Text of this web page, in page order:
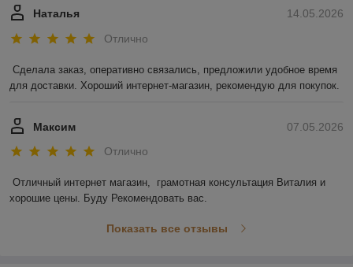
14.05.2026
Наталья
Отлично
Сделала заказ, оперативно связались, предложили удобное время
для доставки. Хороший интернет-магазин, рекомендую для покупок.
07.05.2026
Максим
Отлично
Отличный интернет магазин,  грамотная консультация Виталия и
хорошие цены. Буду Рекомендовать вас.
Показать все отзывы